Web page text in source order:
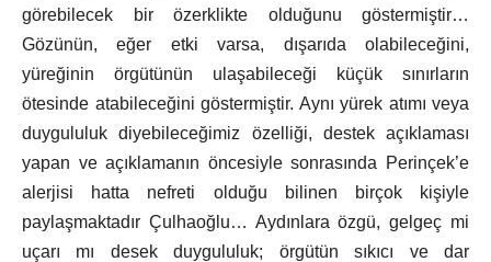
görebilecek bir özerklikte olduğunu göstermiştir…
Gözünün, eğer etki varsa, dışarıda olabileceğini,
yüreğinin örgütünün ulaşabileceği küçük sınırların
ötesinde atabileceğini göstermiştir. Aynı yürek atımı veya
duygululuk diyebileceğimiz özelliği, destek açıklaması
yapan ve açıklamanın öncesiyle sonrasında Perinçek’e
alerjisi hatta nefreti olduğu bilinen birçok kişiyle
paylaşmaktadır Çulhaoğlu… Aydınlara özgü, gelgeç mi
uçarı mı desek duygululuk; örgütün sıkıcı ve dar